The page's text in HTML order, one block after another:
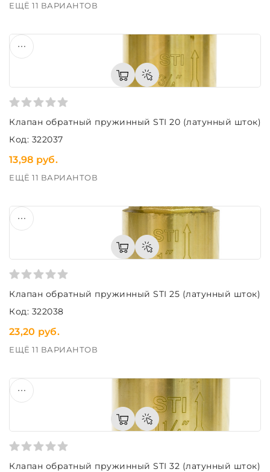
ЕЩЁ 11 ВАРИАНТОВ
Клапан обратный пружинный STI 20 (латунный шток)
Код: 322037
13,98 руб.
ЕЩЁ 11 ВАРИАНТОВ
Клапан обратный пружинный STI 25 (латунный шток)
Код: 322038
23,20 руб.
ЕЩЁ 11 ВАРИАНТОВ
Клапан обратный пружинный STI 32 (латунный шток)